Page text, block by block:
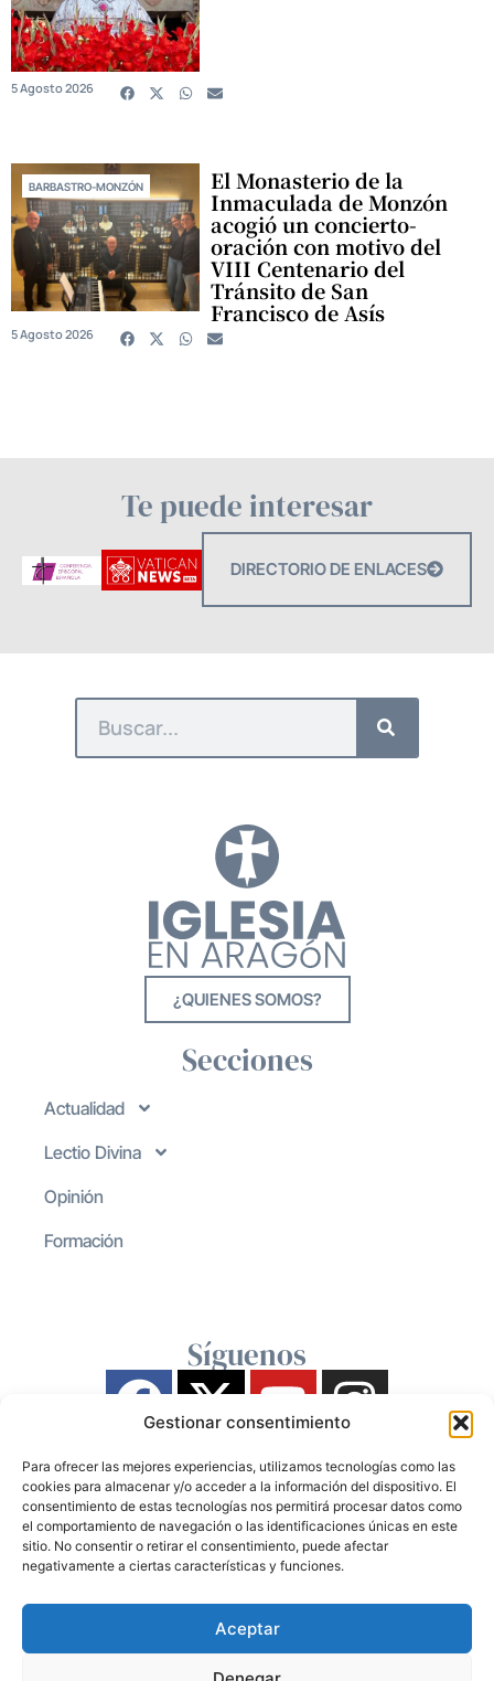
Gestionar consentimiento
Para ofrecer las mejores experiencias, utilizamos tecnologías como las
cookies para almacenar y/o acceder a la información del dispositivo. El
consentimiento de estas tecnologías nos permitirá procesar datos como
el comportamiento de navegación o las identificaciones únicas en este
sitio. No consentir o retirar el consentimiento, puede afectar
negativamente a ciertas características y funciones.
Aceptar
5 Agosto 2026
BARBASTRO-MONZÓN El Monasterio de la
Inmaculada de Monzón
acogió un concierto-
oración con motivo del
VIII Centenario del
Tránsito de San
Francisco de Asís
5 Agosto 2026
Te puede interesar
DIRECTORIO DE ENLACES
¿QUIENES SOMOS?
Secciones
Actualidad
Lectio Divina
Opinión
Formación
Síguenos